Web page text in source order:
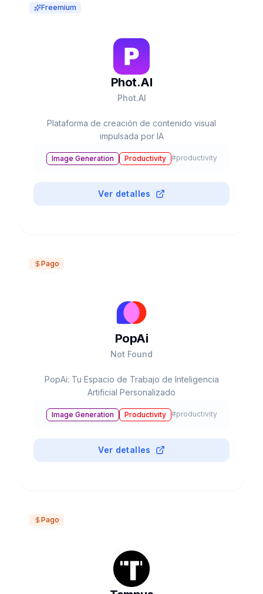
Freemium
Phot.AI
Phot.AI
Plataforma de creación de contenido visual
impulsada por IA
Image Generation Productivity #productivity
Ver detalles
Pago
PopAi
Not Found
PopAi: Tu Espacio de Trabajo de Inteligencia
Artificial Personalizado
Image Generation Productivity #productivity
Ver detalles
Pago